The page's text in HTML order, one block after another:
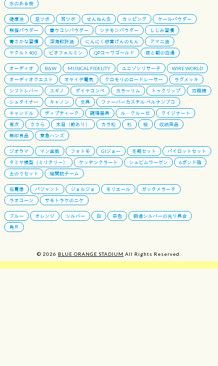
水のある街
健康法 足ツボ 耳ツボ せんねん灸 カッピング
ケールパウダー
熊笹パウダー
春ウコンパウダー シナモンパウダー
しじみ習慣
青さかな習慣
深海鮫肝油 にんにく卵黄げんのもん
アマニ油
ヤクルト400
ビオフェルミン QPコーワゴールド 夜と朝の白湯
オーディオ B&W MUSICAL FIDELITY ユニゾンリサーチ
WIRE WORLD
オーディオクエスト
オヤイデ電気 クロモリのロードレーサー
ラグメッキ
シフトレバー
スギノ ダイヤコンペ カラーリム トゥクリップ
双眼鏡
シュタイナー
キャノン 文具
ファーバーカステル ペルナンブコ
キャンドル
ディプティーク 調理器具 ル・クルーゼ
クイジナート
有次
ささら 木目（節あり） カラ松 杉 桧
収納用品
無印良品
東急ハンズ
ジオラマ マン盆栽 フォトモ GIジョー 冬期セット
パイロットセット
タミヤ模型（ミリタリー）
ケッテンクラート シュビムワーゲン
6ポンド砲
土のうセット
機関銃チーム
石膏像 パジャント ジョルジョ モリエール
ガッタメラータ
ラオコーン
サモトラケのニケ
ブルー オレンジ シルバー 白 茶色
鍛造シルバーの光り具合
角Ｒ
© 2026 BLUE ORANGE STADIUM All Rights Reserved.